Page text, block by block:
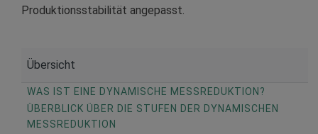
Produktionsstabilität angepasst.
Übersicht
WAS IST EINE DYNAMISCHE MESSREDUKTION?
ÜBERBLICK ÜBER DIE STUFEN DER DYNAMISCHEN
MESSREDUKTION